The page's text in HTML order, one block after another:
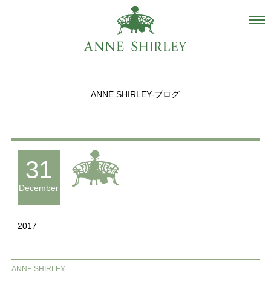
Salon
recommend
ANNE SHIRLEY-ブログ
31
December
2017
ANNE SHIRLEY